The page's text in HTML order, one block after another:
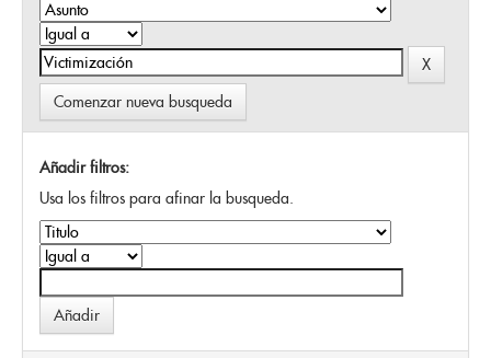
Comenzar nueva busqueda
Añadir filtros:
Usa los filtros para afinar la busqueda.